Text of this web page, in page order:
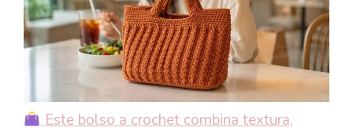
Este bolso a crochet combina textura,